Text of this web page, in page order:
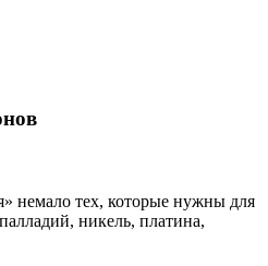
немало тех, которые нужны для
никель, платина,